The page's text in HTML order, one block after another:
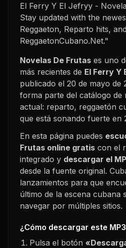
El Ferry Y El Jefryy -
Stay updated with the
Reggaeton, Reparto hits,
ReggaetonCubano.Net."
Novelas De Frutas es uno
más recientes de El Ferry Y
publicado el 20 de mayo de
forma parte del catálogo de
actual: reparto, reggaetón
que está sonando fuerte en
En esta página puedes
Frutas online gratis con el
integrado y descargar el
desde la fuente original.
lanzamientos para que
último de la escena cubana
navegar por múltiples sitios.
¿Cómo descargar este
Pulsa el botón